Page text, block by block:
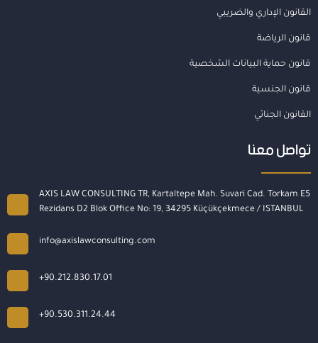
القانون الإداري والضريبي
قانون الرياضة
قانون حماية البيانات الشخصية
قانون الجنسية
القانون الجنائي
تواصل معنا
AXIS LAW CONSULTING TR, Kartaltepe Mah. Suvari Cad. Torkam E5
Rezidans D2 Blok Office No: 19, 34295 Küçükçekmece / ISTANBUL
info@axislawconsulting.com
+90.212.830.17.01
+90.530.311.24.44